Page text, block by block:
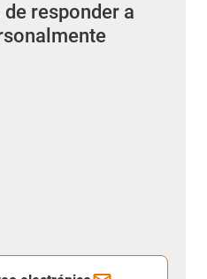
responder a